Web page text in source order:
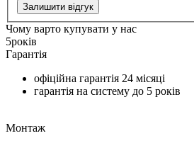
Залишити відгук
Чому варто купувати у нас
5років
Гарантія
офіційна гарантія 24 місяці
гарантія на систему до 5 років
Монтаж